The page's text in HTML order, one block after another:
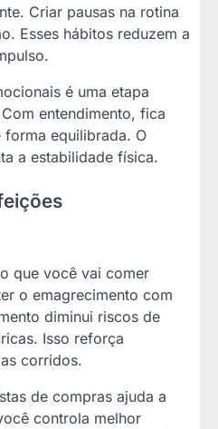
Criar pausas na rotina
Esses hábitos reduzem a
é uma etapa
entendimento, fica
equilibrada. O
a estabilidade física.
que você vai comer
o emagrecimento com
diminui riscos de
Isso reforça
corridos.
de compras ajuda a
controla melhor